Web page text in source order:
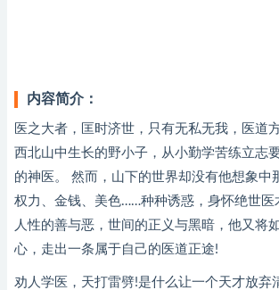
内容简介：
医之大者，匡时济世，只有无私无我，医道
西北山中生长的野小子，从小勤学苦练立志
的神医。 然而，山下的世界却没有他想象中
权力、金钱、美色……种种诱惑，身怀绝世医
人性的善与恶，世间的正义与黑暗，他又将
心，走出一条属于自己的医道正途!
劝人学医，天打雷劈!是什么让一个天才放弃